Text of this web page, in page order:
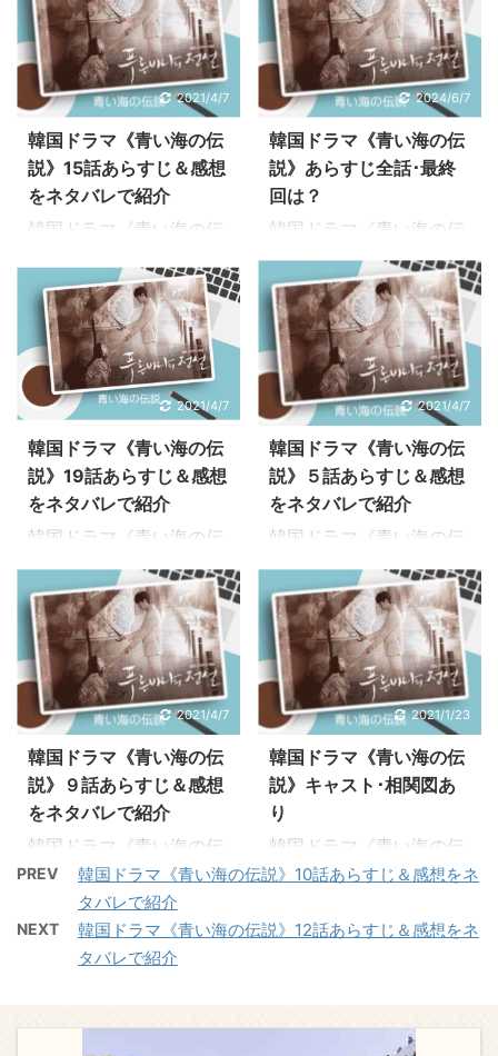
2021/4/7
韓国ドラマ《青い海の伝
説》15話あらすじ＆感想
をネタバレで紹介
韓国ドラマ《青い海の伝
届け。ネタバレありで管
理人の感想を交えながら
見どころを語ります♪ 韓
国ドラマ《青い海の伝
説》あらすじ全話･最終
回は？視聴率、無料動
画、DVDレンタル、再放
送予定の情報も合わせて
ご紹介しています。詳し
すじ全話･最終回･無料動
画･レンタル･再放送予定
→韓国ドラマ《青い海の
伝説》キャスト詳細、相
関図はこちら 韓国ドラマ
《青い海の伝説》物語の
概要 《青い海の伝説》は
韓国で古くから伝えわる
説話集「オウヤダム」に
登場する実在の ...
2024/6/7
韓国ドラマ《青い海の伝
説》あらすじ全話･最終
回は？
韓国ドラマ《青い海の伝
説》のあらすじ全話をお
届け。ネタバレありで管
理人の感想を交えながら
見どころを語ります♪ 視
聴率、無料動画、DVDレ
ンタル、再放送予定の情
報も合わせてご紹介！！
→韓国ドラマ《青い海の
伝説》キャスト詳細、相
関図はこちら 《青い海の
ています。下記のリンク
からジャンプします。 →
韓国ドラマ《青い海の伝
説》あらすじ感想（1
話） →韓国ドラマ《青い
海の伝説》あらすじ感想
（2話） →韓国ドラマ
《青い海の伝説》あらす
じ感想（3話） →韓国ド
ラマ《青い海の ...
2021/4/7
韓国ドラマ《青い海の伝
説》19話あらすじ＆感想
をネタバレで紹介
韓国ドラマ《青い海の伝
説》19話のあらすじをお
届け。ネタバレありで管
理人の感想を交えながら
見どころを語ります♪ 韓
国ドラマ《青い海の伝
説》あらすじ全話･最終
回は？視聴率、無料動
画、DVDレンタル、再放
送予定の情報も合わせて
ご紹介しています。詳し
すじ全話･最終回･無料動
画･レンタル･再放送予定
→韓国ドラマ《青い海の
伝説》キャスト詳細、相
2021/4/7
韓国ドラマ《青い海の伝
説》５話あらすじ＆感想
をネタバレで紹介
韓国ドラマ《青い海の伝
説》5話のあらすじをお
届け。ネタバレありで管
理人の感想を交えながら
見どころを語ります♪ 韓
国ドラマ《青い海の伝
説》あらすじ全話･最終
回は？視聴率、無料動
画、DVDレンタル、再放
送予定の情報も合わせて
ご紹介しています。詳し
すじ全話･最終回･無料動
→韓国ドラマ《青い海の
概要 《青い海の伝説》は
2021/4/7
韓国ドラマ《青い海の伝
説》９話あらすじ＆感想
をネタバレで紹介
韓国ドラマ《青い海の伝
説》9話のあらすじをお
届け。ネタバレありで管
理人の感想を交えながら
見どころを語ります♪ 韓
回は？視聴率、無料動
2021/1/23
韓国ドラマ《青い海の伝
説》キャスト･相関図あ
り
韓国ドラマ《青い海の伝
説》のあらすじ感想、キ
関図、動画、DVDなどの
韓国ドラマ《青い海の伝
PREV
韓国ドラマ《青い海の伝説》10話あらすじ＆感想をネ
タバレで紹介
NEXT
韓国ドラマ《青い海の伝説》12話あらすじ＆感想をネ
タバレで紹介